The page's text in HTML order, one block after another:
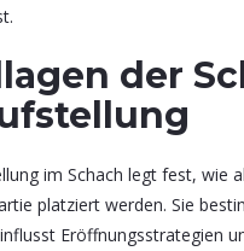
der
im Schach legt fest, wie
platziert werden. Sie
Eröffnungsstrategien